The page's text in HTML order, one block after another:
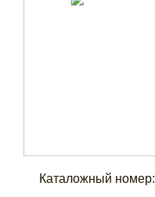
Каталожный номер: